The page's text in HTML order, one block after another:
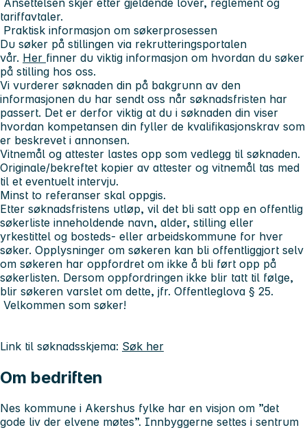
tariffavtaler.
Praktisk informasjon om søkerprosessen
Du søker på stillingen via rekrutteringsportalen
vår. Her finner du viktig informasjon om hvordan du søker
på stilling hos oss.
Vi vurderer søknaden din på bakgrunn av den
informasjonen du har sendt oss når søknadsfristen har
passert. Det er derfor viktig at du i søknaden din viser
hvordan kompetansen din fyller de kvalifikasjonskrav som
er beskrevet i annonsen.
Vitnemål og attester lastes opp som vedlegg til søknaden.
Originale/bekreftet kopier av attester og vitnemål tas med
til et eventuelt intervju.
Minst to referanser skal oppgis.
Etter søknadsfristens utløp, vil det bli satt opp en offentlig
søkerliste inneholdende navn, alder, stilling eller
yrkestittel og bosteds- eller arbeidskommune for hver
søker. Opplysninger om søkeren kan bli offentliggjort selv
om søkeren har oppfordret om ikke å bli ført opp på
søkerlisten. Dersom oppfordringen ikke blir tatt til følge,
blir søkeren varslet om dette, jfr. Offentleglova § 25.
Velkommen som søker!
Link til søknadsskjema: Søk her
Om bedriften
Nes kommune i Akershus fylke har en visjon om ”det
gode liv der elvene møtes”. Innbyggerne settes i sentrum